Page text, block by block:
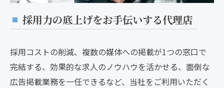
採用力の底上げをお手伝いする代理店
採用コストの削減、複数の媒体への掲載が1つの窓口で
完結する、効果的な求人のノウハウを活かせる、面倒な
広告掲載業務を一任できるなど、当社をご利用いただく